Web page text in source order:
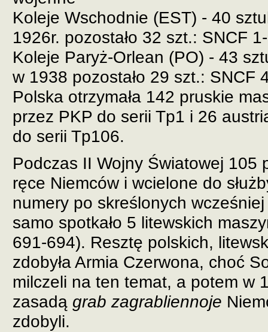
Koleje Wschodnie (EST) - 40
1926r. pozostało 32 szt.: SNCF
Koleje Paryż-Orlean (PO) - 43
w 1938 pozostało 29 szt.: SNCF
Polska otrzymała 142 pruskie
przez PKP do serii Tp1 i 26
do serii Tp106.
Podczas II Wojny Światowej 105
ręce Niemców i wcielone do
numery po skreślonych
samo spotkało 5 litewskich
691-694). Resztę polskich,
zdobyła Armia Czerwona, choć
milczeli na ten temat, a potem w
zasadą grab zagrabliennoje
zdobyli.